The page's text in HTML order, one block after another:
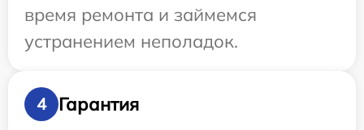
время ремонта и займемся
устранением неполадок.
4
Гарантия